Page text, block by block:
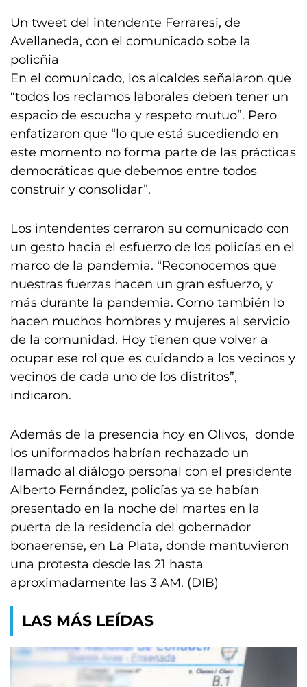
Un tweet del intendente Ferraresi, de
Avellaneda, con el comunicado sobe la
policñia
En el comunicado, los alcaldes señalaron que
“todos los reclamos laborales deben tener un
espacio de escucha y respeto mutuo”. Pero
enfatizaron que “lo que está sucediendo en
este momento no forma parte de las prácticas
democráticas que debemos entre todos
construir y consolidar”.
Los intendentes cerraron su comunicado con
un gesto hacia el esfuerzo de los policías en el
marco de la pandemia. “Reconocemos que
nuestras fuerzas hacen un gran esfuerzo, y
más durante la pandemia. Como también lo
hacen muchos hombres y mujeres al servicio
de la comunidad. Hoy tienen que volver a
ocupar ese rol que es cuidando a los vecinos y
vecinos de cada uno de los distritos”,
indicaron.
Además de la presencia hoy en Olivos, donde
los uniformados habrían rechazado un
llamado al diálogo personal con el presidente
Alberto Fernández, policías ya se habían
presentado en la noche del martes en la
puerta de la residencia del gobernador
bonaerense, en La Plata, donde mantuvieron
una protesta desde las 21 hasta
aproximadamente las 3 AM. (DIB)
LAS MÁS LEÍDAS